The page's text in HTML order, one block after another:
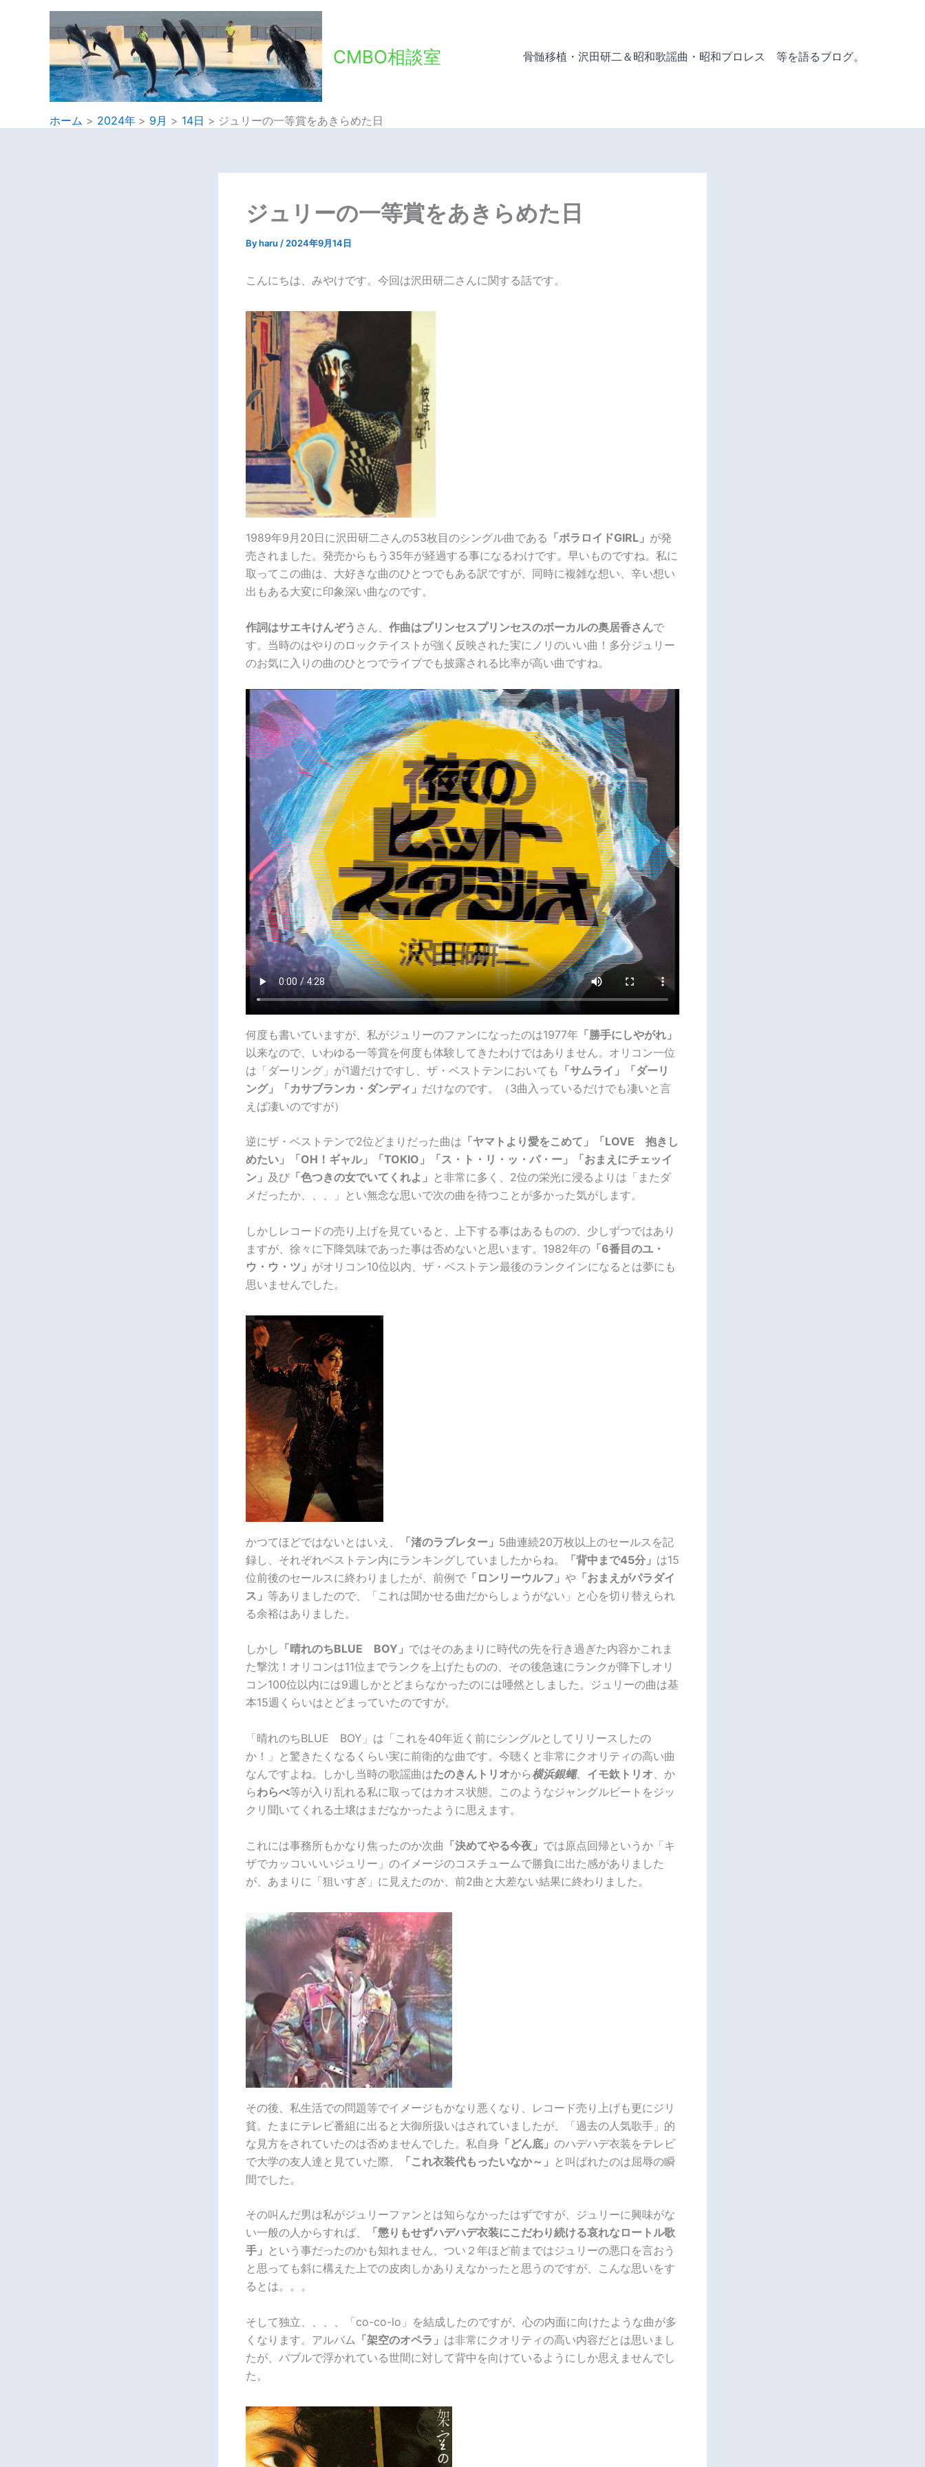
CMBO相談室 骨髄移植・沢田研二＆昭和歌謡曲・昭和プロレス 等を語るブログ。
ホーム 2024年 9月 14日 ジュリーの一等賞をあきらめた日
ジュリーの一等賞をあきらめた日
Byharu / 2024年9月14日
こんにちは、みやけです。今回は沢田研二さんに関する話です。
1989年9月20日に沢田研二さんの53枚目のシングル曲である 「ポラロイドGIRL」 が発
売されました。発売からもう35年が経過する事になるわけです。早いものですね。私に
取ってこの曲は、大好きな曲のひとつでもある訳ですが、同時に複雑な想い、辛い想い
出もある大変に印象深い曲なのです。
作詞はサエキけんぞう さん、 作曲はプリンセスプリンセスのボーカルの奥居香さんで
す。当時のはやりのロックテイストが強く反映された実にノリのいい曲！多分ジュリー
のお気に入りの曲のひとつでライブでも披露される比率が高い曲ですね。
何度も書いていますが、私がジュリーのファンになったのは1977年 「勝手にしやがれ」
以来なので、いわゆる一等賞を何度も体験してきたわけではありません。オリコン一位
は「ダーリング」が1週だけですし、ザ・ベストテンにおいても 「サムライ」「ダーリ
ング」「カサブランカ・ダンディ」 だけなのです。（3曲入っているだけでも凄いと言
えば凄いのですが）
逆にザ・ベストテンで2位どまりだった曲は 「ヤマトより愛をこめて」「LOVE 抱きし
めたい」「OH！ギャル」「TOKIO」「ス・ト・リ・ッ・パ・ー」「おまえにチェッイ
ン」 及び 「色つきの女でいてくれよ」 と非常に多く、2位の栄光に浸るよりは「またダ
メだったか、、、」とい無念な思いで次の曲を待つことが多かった気がします。
しかしレコードの売り上げを見ていると、上下する事はあるものの、少しずつではあり
ますが、徐々に下降気味であった事は否めないと思います。1982年の 「6番目のユ・
ウ・ウ・ツ」 がオリコン10位以内、ザ・ベストテン最後のランクインになるとは夢にも
思いませんでした。
かつてほどではないとはいえ、 「渚のラブレター」 5曲連続20万枚以上のセールスを記
録し、それぞれベストテン内にランキングしていましたからね。
「背中まで45分」 は15
位前後のセールスに終わりましたが、前例で 「ロンリーウルフ」 や 「おまえがパラダイ
ス」 等ありましたので、「これは聞かせる曲だからしょうがない」と心を切り替えられ
る余裕はありました。
しかし 「晴れのちBLUE BOY」 ではそのあまりに時代の先を行き過ぎた内容かこれま
た撃沈！オリコンは11位までランクを上げたものの、その後急速にランクが降下しオリ
コン100位以内には9週しかとどまらなかったのには唖然としました。ジュリーの曲は基
本15週くらいはとどまっていたのですが。
「晴れのちBLUE BOY」は「これを40年近く前にシングルとしてリリースしたの
か！」と驚きたくなるくらい実に前衛的な曲です。今聴くと非常にクオリティの高い曲
なんですよね。しかし当時の歌謡曲はたのきんトリオから横浜銀蠅、 イモ欽トリオ、か
らわらべ等が入り乱れる私に取ってはカオス状態。このようなジャングルビートをジッ
クリ聞いてくれる土壌はまだなかったように思えます。
これには事務所もかなり焦ったのか次曲 「決めてやる今夜」 では原点回帰というか「キ
ザでカッコいいいジュリー」のイメージのコスチュームで勝負に出た感がありました
が、あまりに「狙いすぎ」に見えたのか、前2曲と大差ない結果に終わりました。
その後、私生活での問題等でイメージもかなり悪くなり、レコード売り上げも更にジリ
貧。たまにテレビ番組に出ると大御所扱いはされていましたが、「過去の人気歌手」的
な見方をされていたのは否めませんでした。私自身 「どん底」 のハデハデ衣装をテレビ
で大学の友人達と見ていた際、
「これ衣装代もったいなか～」 と叫ばれたのは屈辱の瞬
間でした。
その叫んだ男は私がジュリーファンとは知らなかったはずですが、ジュリーに興味がな
い一般の人からすれば、
「懲りもせずハデハデ衣装にこだわり続ける哀れなロートル歌
手」 という事だったのかも知れません、つい２年ほど前まではジュリーの悪口を言おう
と思っても斜に構えた上での皮肉しかありえなかったと思うのですが、こんな思いをす
るとは。。。
そして独立、、、、「co-co-lo」を結成したのですが、心の内面に向けたような曲が多
くなります。アルバム 「架空のオペラ」 は非常にクオリティの高い内容だとは思いまし
たが、バブルで浮かれている世間に対して背中を向けているようにしか思えませんでし
た。